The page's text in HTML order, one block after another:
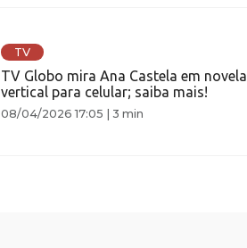
TV
TV Globo mira Ana Castela em novela
vertical para celular; saiba mais!
08/04/2026 17:05 |3 min